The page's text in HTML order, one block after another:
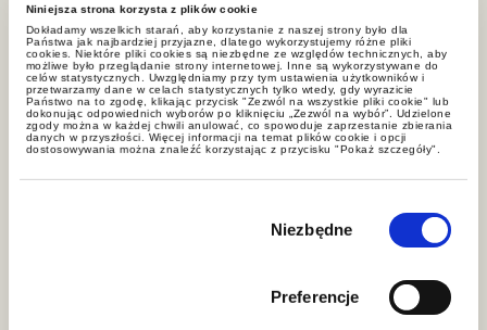
Niniejsza strona korzysta z plików cookie
Dokładamy wszelkich starań, aby korzystanie z naszej strony było dla
Państwa jak najbardziej przyjazne, dlatego wykorzystujemy różne pliki
cookies. Niektóre pliki cookies są niezbędne ze względów technicznych, aby
możliwe było przeglądanie strony internetowej. Inne są wykorzystywane do
celów statystycznych. Uwzględniamy przy tym ustawienia użytkowników i
przetwarzamy dane w celach statystycznych tylko wtedy, gdy wyrazicie
Państwo na to zgodę, klikając przycisk "Zezwól na wszystkie pliki cookie" lub
dokonując odpowiednich wyborów po kliknięciu „Zezwól na wybór”. Udzielone
zgody można w każdej chwili anulować, co spowoduje zaprzestanie zbierania
danych w przyszłości. Więcej informacji na temat plików cookie i opcji
dostosowywania można znaleźć korzystając z przycisku "Pokaż szczegóły".
zgody
Niezbędne
Preferencje
ustanawiające europejskie standardy
sprawozdawczości w zakresie
zrównoważonego rozwoju (tzw. ESRS
–European Susta­inability Reporting
Standards)[2].
zakresu raportowania ESG?
Zgodnie z uchwaloną nowelizacją
ustawy o rachunkowości obowiązki